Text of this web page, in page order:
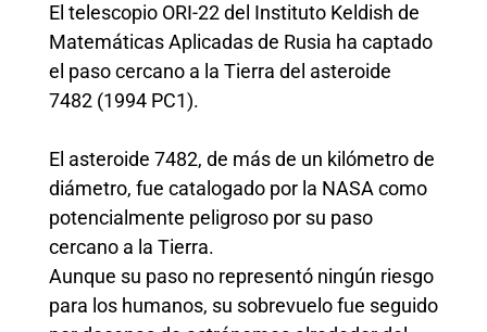
El telescopio ORI-22 del Instituto Keldish de
Matemáticas Aplicadas de Rusia ha captado
el paso cercano a la Tierra del asteroide
7482 (1994 PC1).
El asteroide 7482, de más de un kilómetro de
diámetro, fue catalogado por la NASA como
potencialmente peligroso por su paso
cercano a la Tierra.
Aunque su paso no representó ningún riesgo
para los humanos, su sobrevuelo fue seguido